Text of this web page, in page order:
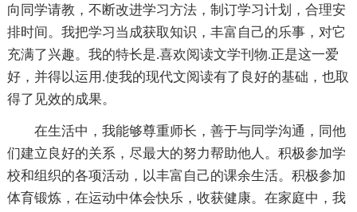
向同学请教，不断改进学习方法，制订学习计划，合理安
排时间。我把学习当成获取知识，丰富自己的乐事，对它
充满了兴趣。我的特长是.喜欢阅读文学刊物.正是这一爱
好，并得以运用.使我的现代文阅读有了良好的基础，也取
得了见效的成果。
在生活中，我能够尊重师长，善于与同学沟通，同他
们建立良好的关系，尽最大的努力帮助他人。积极参加学
校和组织的各项活动，以丰富自己的课余生活。积极参加
体育锻炼，在运动中体会快乐，收获健康。在家庭中，我